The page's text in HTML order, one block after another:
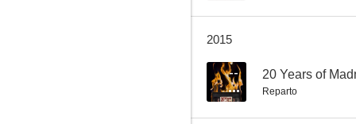
2015
-- 20 Years of
Reparto